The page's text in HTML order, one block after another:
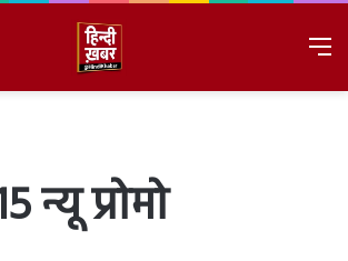
न्यू प्रोमो